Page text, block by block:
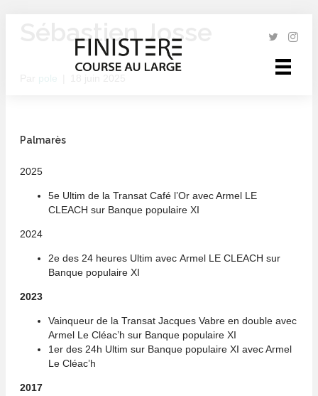
Sébastien Josse
pole
Palmarès
2025
5e Ultim de la Transat Café l’Or avec Armel LE
CLEACH sur Banque populaire XI
2024
2e des 24 heures Ultim avec Armel LE CLEACH sur
Banque populaire XI
2023
Vainqueur de la Transat Jacques Vabre en double avec
Armel Le Cléac’h sur Banque populaire XI
1er des 24h Ultim sur Banque populaire XI avec Armel
Le Cléac’h
2017